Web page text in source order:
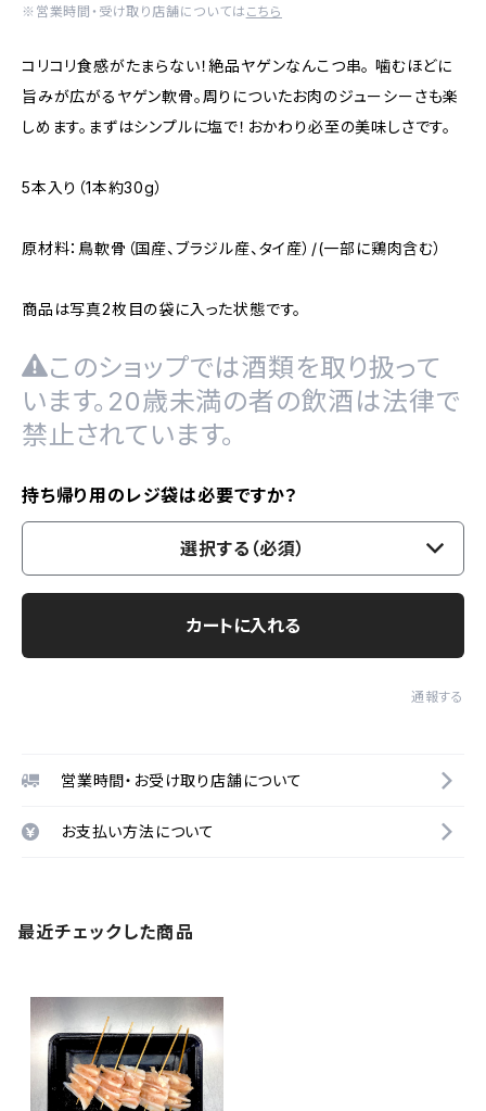
※営業時間・受け取り店舗については こちら
コリコリ食感がたまらない！絶品ヤゲンなんこつ串。 噛むほどに
旨みが広がるヤゲン軟骨。周りについたお肉のジューシーさも楽
しめます。まずはシンプルに塩で！おかわり必至の美味しさです。
5本入り（1本約30g）
原材料：鳥軟骨（国産、ブラジル産、タイ産）/(一部に鶏肉含む）
商品は写真2枚目の袋に入った状態です。
このショップでは酒類を取り扱って
います。20歳未満の者の飲酒は法律で
禁止されています。
持ち帰り用のレジ袋は必要ですか？
選択する（必須）
カートに入れる
通報する
営業時間・お受け取り店舗について
お支払い方法について
最近チェックした商品